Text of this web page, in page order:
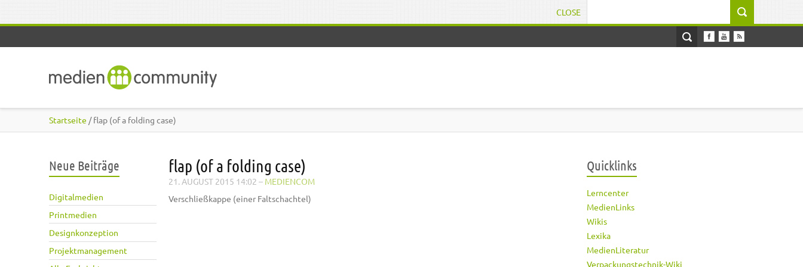
CLOSE
Startseite / flap (of a folding case)
Neue Beiträge
Digitalmedien
Printmedien
Designkonzeption
Projektmanagement
flap (of a folding case)
21. AUGUST 2015 14:02 – MEDIENCOM
Verschließkappe (einer Faltschachtel)
Quicklinks
Lerncenter
MedienLinks
Wikis
Lexika
MedienLiteratur
Verpackungstechnik-Wiki